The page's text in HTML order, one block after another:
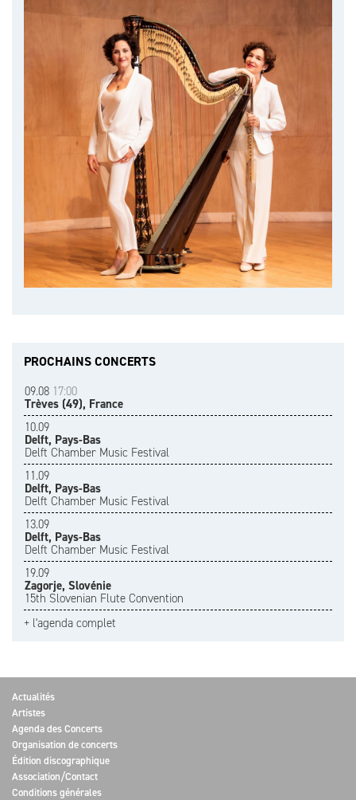
PROCHAINS CONCERTS
09.08 17:00
Trèves (49), France
10.09
Delft, Pays-Bas
Delft Chamber Music Festival
11.09
Delft, Pays-Bas
Delft Chamber Music Festival
13.09
Delft, Pays-Bas
Delft Chamber Music Festival
19.09
Zagorje, Slovénie
15th Slovenian Flute Convention
+ l'agenda complet
Actualités
Artistes
Agenda des Concerts
Organisation de concerts
Édition discographique
Association/Contact
Conditions générales